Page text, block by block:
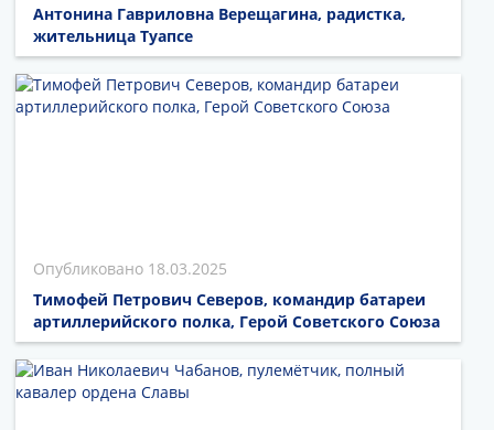
Антонина Гавриловна Верещагина, радистка,
жительница Туапсе
18.03.2025
Тимофей Петрович Северов, командир батареи
артиллерийского полка, Герой Советского Союза